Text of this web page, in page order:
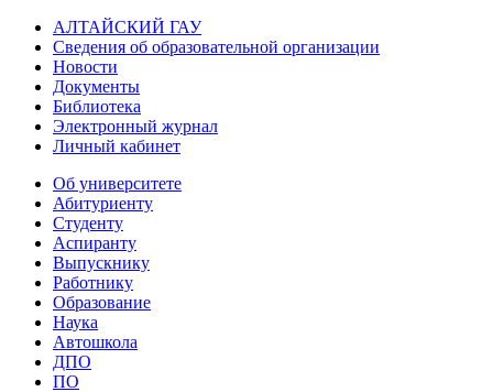
АЛТАЙСКИЙ ГАУ
Сведения об образовательной организации
Новости
Документы
Библиотека
Электронный журнал
Личный кабинет
Об университете
Абитуриенту
Студенту
Аспиранту
Выпускнику
Работнику
Образование
Наука
Автошкола
ДПО
ПО